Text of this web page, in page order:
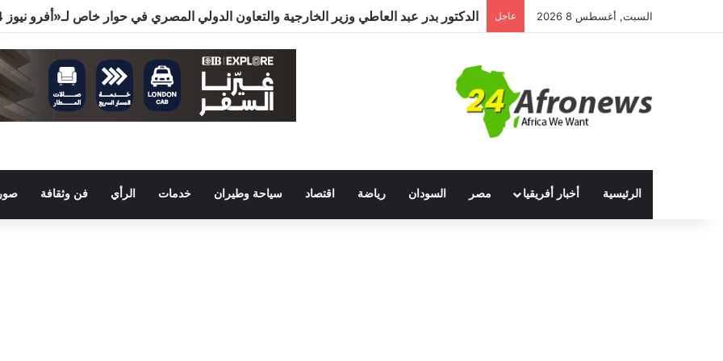
السبت, أغسطس 8 2026 عاجل
الرئيسية أخبار أفريقيا مصر السودان رياضة اقتصاد سياحة وطيران خدمات الرأي فن وثقافة